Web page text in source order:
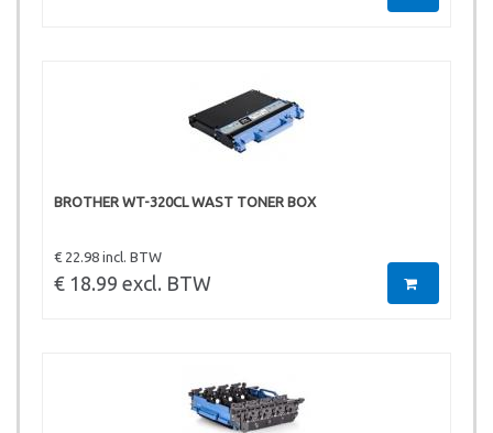
BROTHER WT-320CL WAST TONER BOX
€ 22.98 incl. BTW
€ 18.99 excl. BTW